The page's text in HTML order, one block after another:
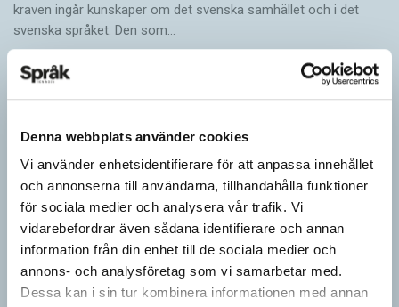
Denna webbplats använder cookies
Vi använder enhetsidentifierare för att anpassa innehållet
och annonserna till användarna, tillhandahålla funktioner
för sociala medier och analysera vår trafik. Vi
vidarebefordrar även sådana identifierare och annan
information från din enhet till de sociala medier och
annons- och analysföretag som vi samarbetar med.
Dessa kan i sin tur kombinera informationen med annan
kraven ingår kunskaper om det svenska samhället och i det
svenska språket. Den som…
Mer fokus på engelsk litteratur